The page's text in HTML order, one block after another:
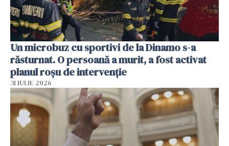
Un microbuz cu sportivi de la Dinamo s-a
răsturnat. O persoană a murit, a fost activat
planul roșu de intervenție
31 IULIE 2026